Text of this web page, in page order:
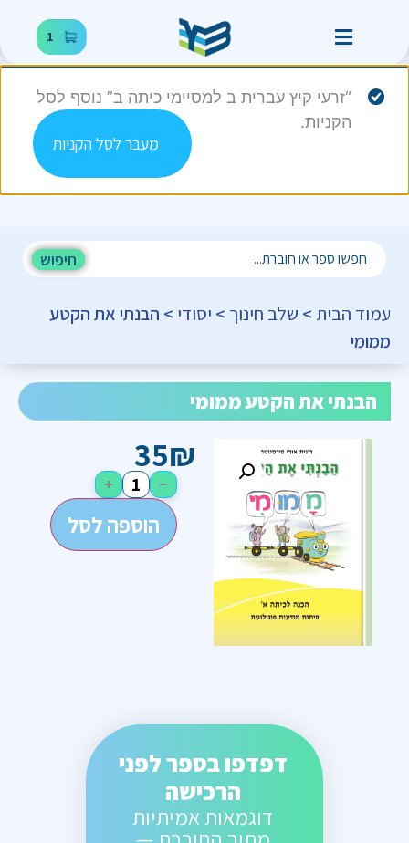
1
“זרעי קיץ עברית ב למסיימי כיתה ב” נוסף לסל
הקניות.
מעבר לסל הקניות
חיפוש
עמוד הבית > שלב חינוך > יסודי > הבנתי את הקטע
ממומי
הבנתי את הקטע ממומי
35₪
−
+
הוספה לסל
דפדפו בספר לפני
הרכישה
דוגמאות אמיתיות